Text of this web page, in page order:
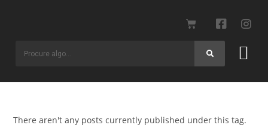
There aren't any posts currently published under this tag.